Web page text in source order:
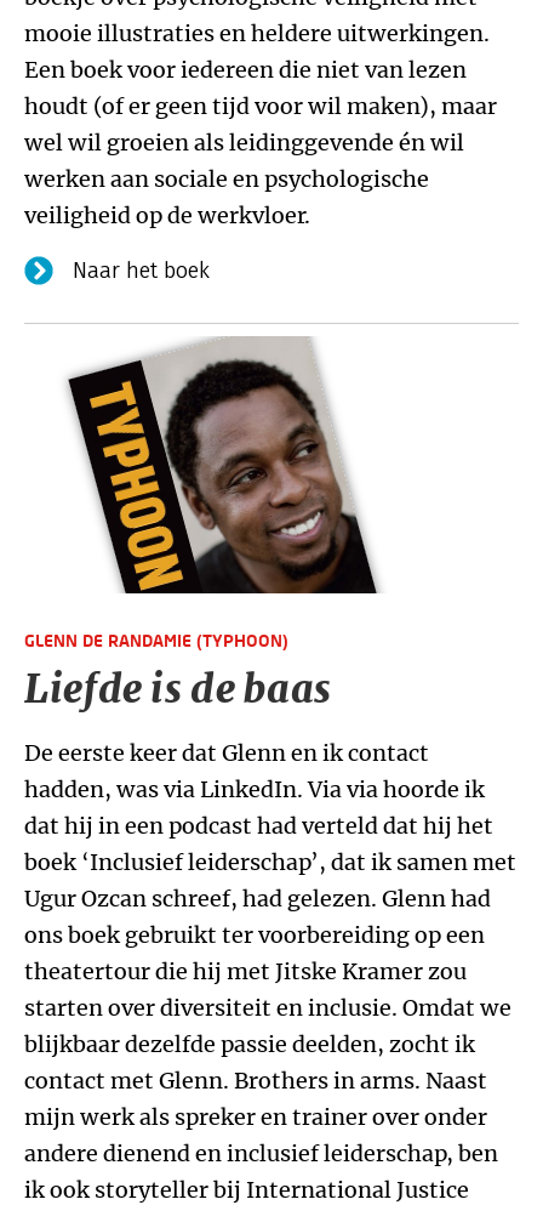
mooie illustraties en heldere uitwerkingen.
Een boek voor iedereen die niet van lezen
houdt (of er geen tijd voor wil maken), maar
wel wil groeien als leidinggevende én wil
werken aan sociale en psychologische
veiligheid op de werkvloer.
Naar het boek
GLENN DE RANDAMIE (TYPHOON)
Liefde is de baas
De eerste keer dat Glenn en ik contact
hadden, was via LinkedIn. Via via hoorde ik
dat hij in een podcast had verteld dat hij het
boek ‘Inclusief leiderschap’, dat ik samen met
Ugur Ozcan schreef, had gelezen. Glenn had
ons boek gebruikt ter voorbereiding op een
theatertour die hij met Jitske Kramer zou
starten over diversiteit en inclusie. Omdat we
blijkbaar dezelfde passie deelden, zocht ik
contact met Glenn. Brothers in arms. Naast
mijn werk als spreker en trainer over onder
andere dienend en inclusief leiderschap, ben
ik ook storyteller bij International Justice